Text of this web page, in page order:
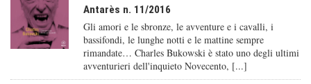
Antarès n. 11/2016
Gli amori e le sbronze, le avventure e i cavalli, i
bassifondi, le lunghe notti e le mattine sempre
rimandate… Charles Bukowski è stato uno degli ultimi
avventurieri dell'inquieto Novecento, [...]